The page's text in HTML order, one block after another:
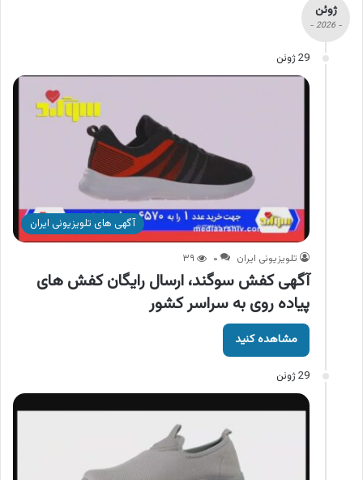
ژوئن
- 2026 -
29 ژوئن
آگهی های تلویزیونی ایران
تلویزیونی ایران ۰ ۳۹
آگهی کفش سوگند، ارسال رایگان کفش های
پیاده روی به سراسر کشور
مشاهده کنید
29 ژوئن